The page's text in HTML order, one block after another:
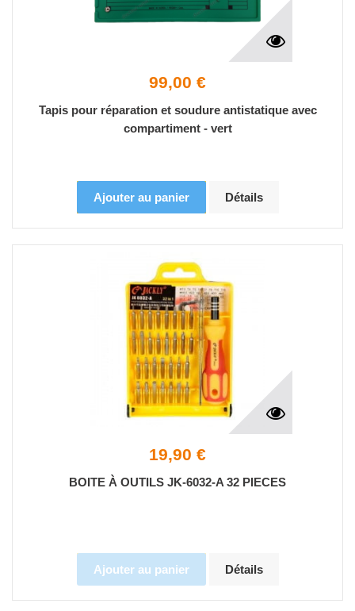
99,00 €
Tapis pour réparation et soudure antistatique avec
compartiment - vert
Ajouter au panier Détails
19,90 €
BOITE À OUTILS JK-6032-A 32 PIECES
Ajouter au panier Détails